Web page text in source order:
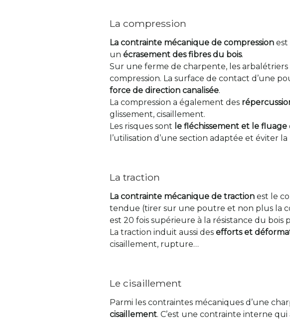
La compression
La contrainte mécanique de compression est
un écrasement des fibres du bois.
Sur une ferme de charpente, les
compression. La surface de contact d’une
force de direction canalisée.
La compression a également des
glissement, cisaillement.
Les risques sont le fléchissement et le fluage
l’utilisation d’une section adaptée et éviter
La traction
La contrainte mécanique de traction est le
tendue (tirer sur une poutre et non plus la
est 20 fois supérieure à la résistance du
La traction induit aussi des efforts et
cisaillement, rupture…
Le cisaillement
Parmi les contraintes mécaniques d’une
cisaillement. C’est une contrainte interne